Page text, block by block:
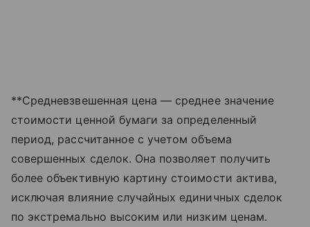
**Средневзвешенная цена — среднее значение
стоимости ценной бумаги за определенный
период, рассчитанное с учетом объема
совершенных сделок. Она позволяет получить
более объективную картину стоимости актива,
исключая влияние случайных единичных сделок
по экстремально высоким или низким ценам.